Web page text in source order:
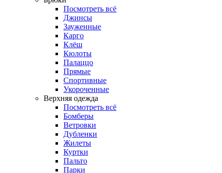
Посмотреть всё
Джинсы
Зауженные
Карго
Клёш
Кюлоты
Палаццо
Прямые
Спортивные
Укороченные
Верхняя одежда
Посмотреть всё
Бомберы
Ветровки
Дубленки
Жилеты
Куртки
Пальто
Парки